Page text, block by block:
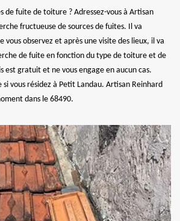
de fuite de toiture ? Adressez-vous à Artisan
fructueuse de sources de fuites. Il va
vous observez et après une visite des lieux, il va
de fuite en fonction du type de toiture et de
est gratuit et ne vous engage en aucun cas.
vous résidez à Petit Landau. Artisan Reinhard
dans le 68490.